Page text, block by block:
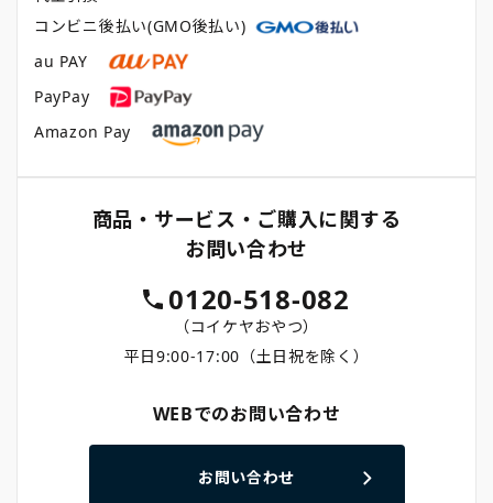
コンビニ後払い(GMO後払い)
au PAY
PayPay
Amazon Pay
商品・サービス・ご購入に関する
お問い合わせ
0120-518-082
（コイケヤおやつ）
平日9:00-17:00（土日祝を除く）
WEBでのお問い合わせ
お問い合わせ